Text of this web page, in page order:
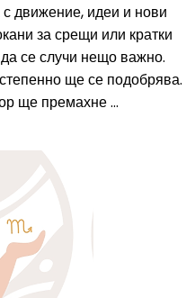
движение, идеи и нови
за срещи или кратки
се случи нещо важно.
ще се подобрява.
ще премахне ...